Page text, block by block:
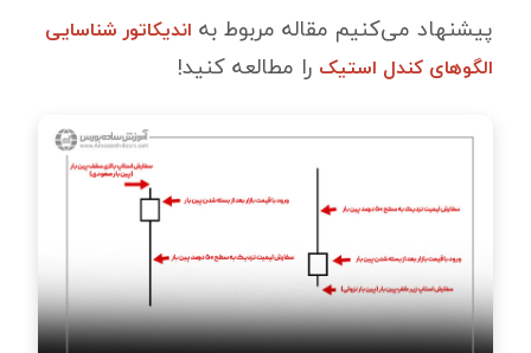
پیشنهاد می‌کنیم مقاله مربوط به اندیکاتور شناسایی
الگوهای کندل استیک را مطالعه کنید!